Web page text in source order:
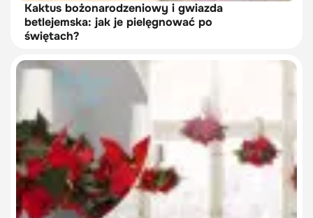
Kaktus bożonarodzeniowy i gwiazda
betlejemska: jak je pielęgnować po
świętach?